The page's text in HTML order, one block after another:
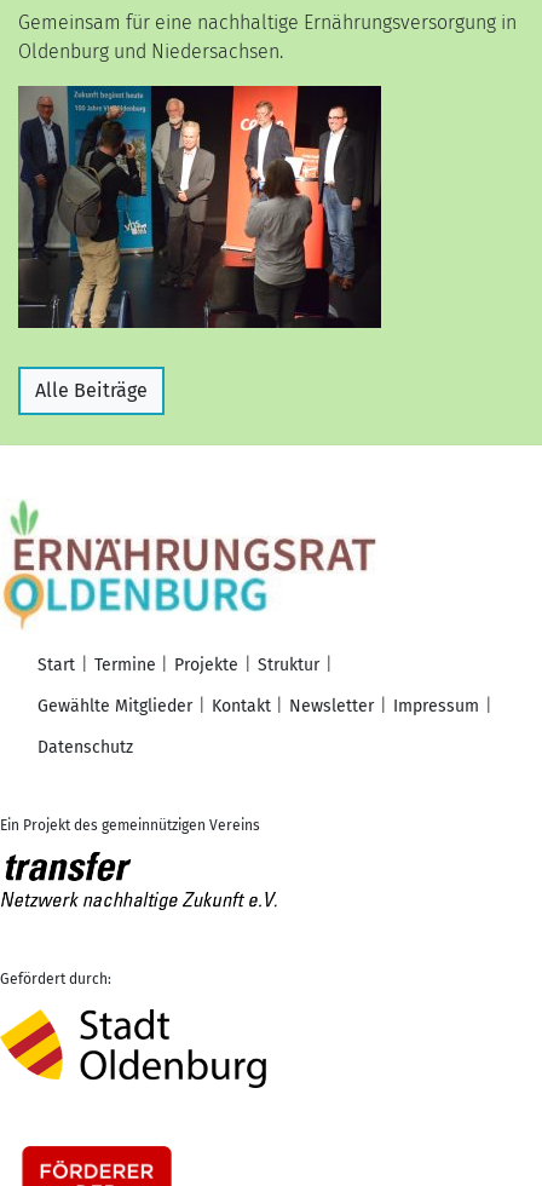
Gemeinsam für eine nachhaltige Ernährungsversorgung in
Oldenburg und Niedersachsen.
Alle Beiträge
Start Termine Projekte
Struktur
Gewählte Mitglieder
Kontakt Newsletter
Impressum
Datenschutz
Ein Projekt des gemeinnützigen Vereins
Gefördert durch: